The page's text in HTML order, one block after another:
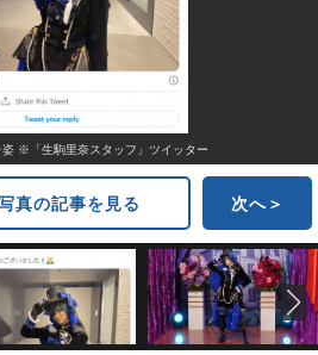
姿 ※「生駒里奈スタッフ」ツイッター
真の記事を見る 次へ＞